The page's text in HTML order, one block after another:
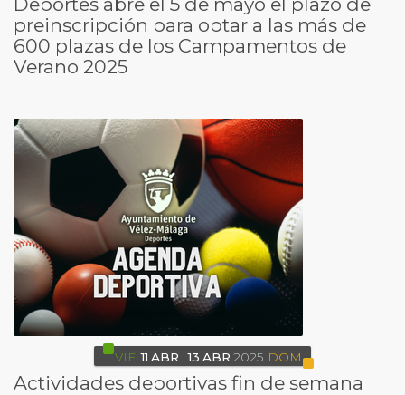
preinscripción para optar a las más de
600 plazas de los Campamentos de
Verano 2025
VIE 11 ABR 13 ABR 2025 DOM
Actividades deportivas fin de semana